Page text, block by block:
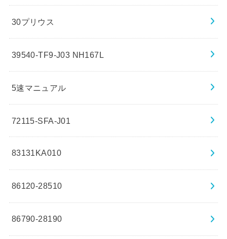
30プリウス
39540-TF9-J03 NH167L
5速マニュアル
72115-SFA-J01
83131KA010
86120-28510
86790-28190